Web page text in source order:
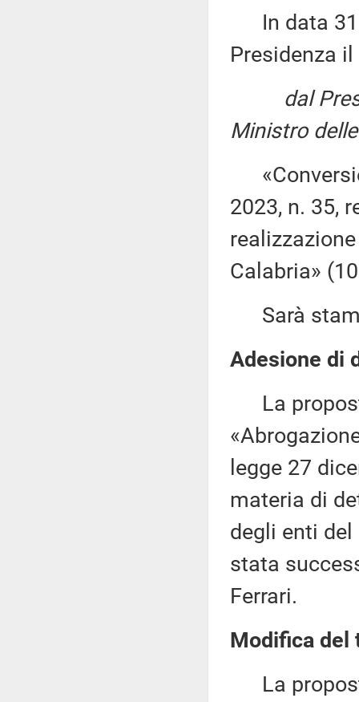
In data 31
Presidenza
dal
Ministro
2023, n. 35,
Calabria»
Sarà
Adesione di
La
legge 27
materia di
degli enti
stata
Ferrari.
Modifica del
La